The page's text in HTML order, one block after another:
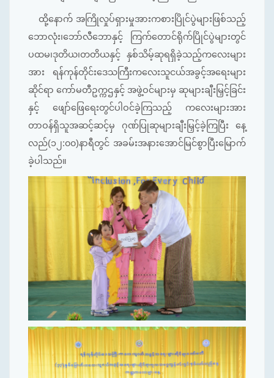
ထို့နောက် အကြိုလှုပ်ရှားမှုအားကစားပြိုင်ပွဲများဖြစ်သည့်
ဘောလုံး၊ဘော်လီဘောနှင့် ကြက်တောင်ရိုက်ပြိုင်ပွဲများတွင်
ပထမ၊ဒုတိယ၊တတိယနှင့် နှစ်သိမ့်ဆုရရှိခဲ့သည့်ကလေးများ
အား ရန်ကုန်တိုင်းဒေသကြီးကလေးသူငယ်အခွင့်အရေးများ
ဆိုင်ရာ ကော်မတီဥက္ကဌနှင့် အဖွဲ့ဝင်များမှ ဆုများချီးမြှင့်ခြင်း
နှင့် ဖျော်ဖြေရေးတွင်ပါဝင်ခဲ့ကြသည့် ကလေးများအား
တာဝန်ရှိသူအဆင့်ဆင့်မှ ဂုဏ်ပြုဆုများချီးမြှင့်ခဲ့ကြပြီး နေ့
လည်(၁၂:၀၀)နာရီတွင် အခမ်းအနားအောင်မြင်စွာပြီးမြောက်
ခဲ့ပါသည်။